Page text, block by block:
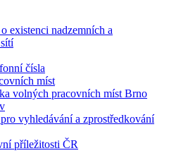
existenci nadzemních a
čísla
míst
volných pracovních míst Brno
vyhledávání a zprostředkování
příležitosti ČR